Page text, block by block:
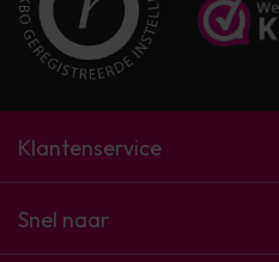
Klantenservice
Snel naar